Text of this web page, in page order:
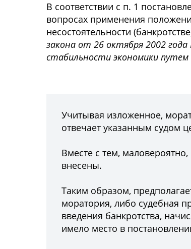
В соответствии с п. 1
вопросах применения
несостоятельности
закона от 26 октября 2002
стабильности экономики
Учитывая изложенное,
отвечает указанным судом
Вместе с тем,
внесены.
Таким образом,
моратория, либо судебная
введения банкротства,
имело место в